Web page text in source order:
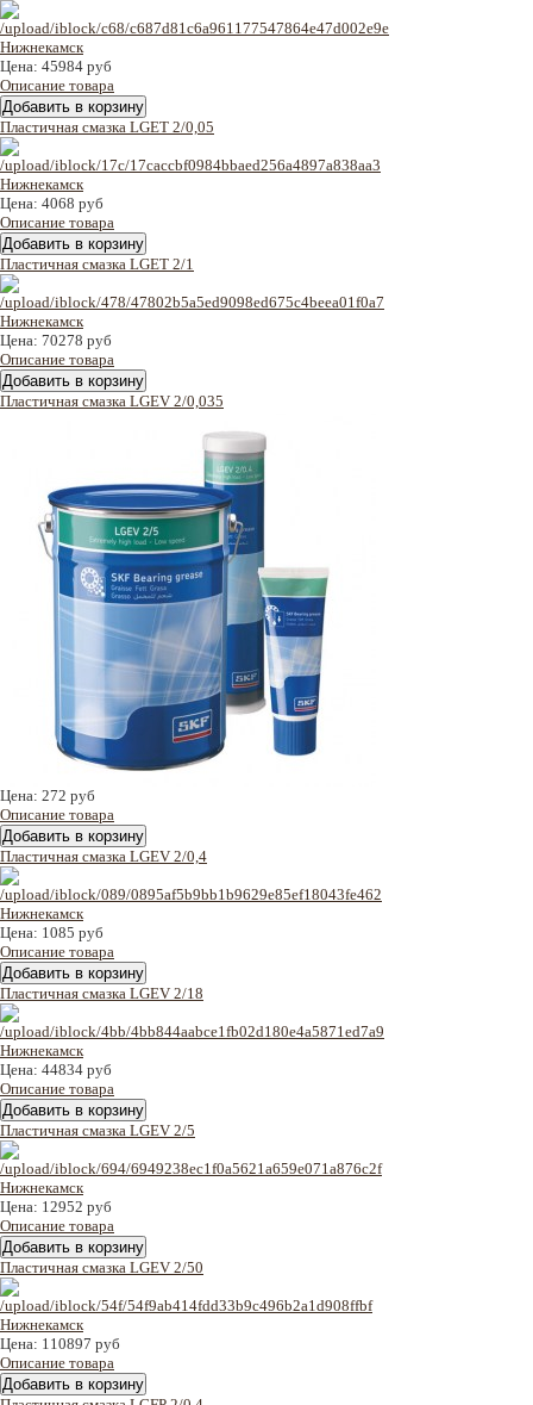
Цена: 45984 руб
Описание товара
Пластичная смазка LGET 2/0,05
Цена: 4068 руб
Описание товара
Пластичная смазка LGET 2/1
Цена: 70278 руб
Описание товара
Пластичная смазка LGEV 2/0,035
Цена: 272 руб
Описание товара
Пластичная смазка LGEV 2/0,4
Цена: 1085 руб
Описание товара
Пластичная смазка LGEV 2/18
Цена: 44834 руб
Описание товара
Пластичная смазка LGEV 2/5
Цена: 12952 руб
Описание товара
Пластичная смазка LGEV 2/50
Цена: 110897 руб
Описание товара